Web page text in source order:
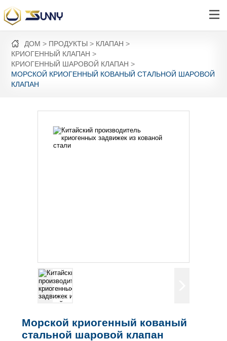
ДОМ ПРОДУКТЫ
КЛАПАН
КРИОГЕННЫЙ КЛАПАН
КРИОГЕННЫЙ ШАРОВОЙ КЛАПАН
МОРСКОЙ КРИОГЕННЫЙ КОВАНЫЙ СТАЛЬНОЙ ШАРОВОЙ
КЛАПАН
Морской криогенный кованый
стальной шаровой клапан